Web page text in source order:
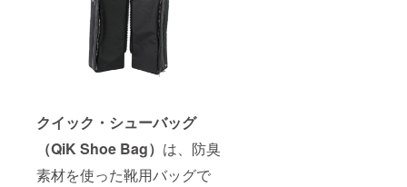
クイック・シューバッグ
（QiK Shoe Bag） は、防臭
素材を使った靴用バッグで